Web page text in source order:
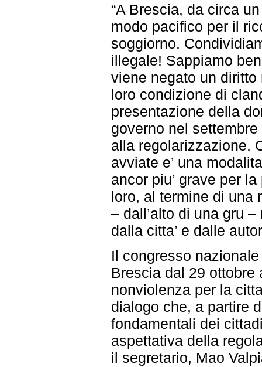
“A Brescia, da circa
modo pacifico per il
soggiorno.
illegale! Sappiamo
viene negato un
loro condizione di
presentazione della
governo nel
alla regolarizzazione.
avviate e’ una
ancor piu’ grave per
loro, al termine di una
– dall’alto di una gru
dalla citta’ e dalle
Il congresso
Brescia dal 29 ottobre
nonviolenza per la
dialogo che, a partire
fondamentali dei
aspettativa della
il segretario, Mao